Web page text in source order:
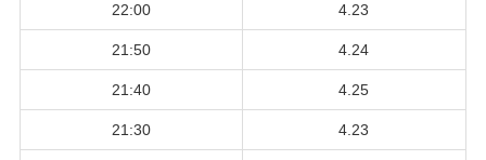
22:00 4.23
21:50 4.24
21:40 4.25
21:30 4.23